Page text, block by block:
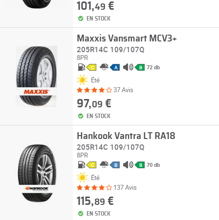
101,49 €
EN STOCK
Maxxis Vansmart MCV3+
205R14C 109/107Q
8PR
C A B 72 db
Été
37 Avis
97,09 €
EN STOCK
Hankook Vantra LT RA18
205R14C 109/107Q
8PR
C B B 70 db
Été
137 Avis
115,89 €
EN STOCK